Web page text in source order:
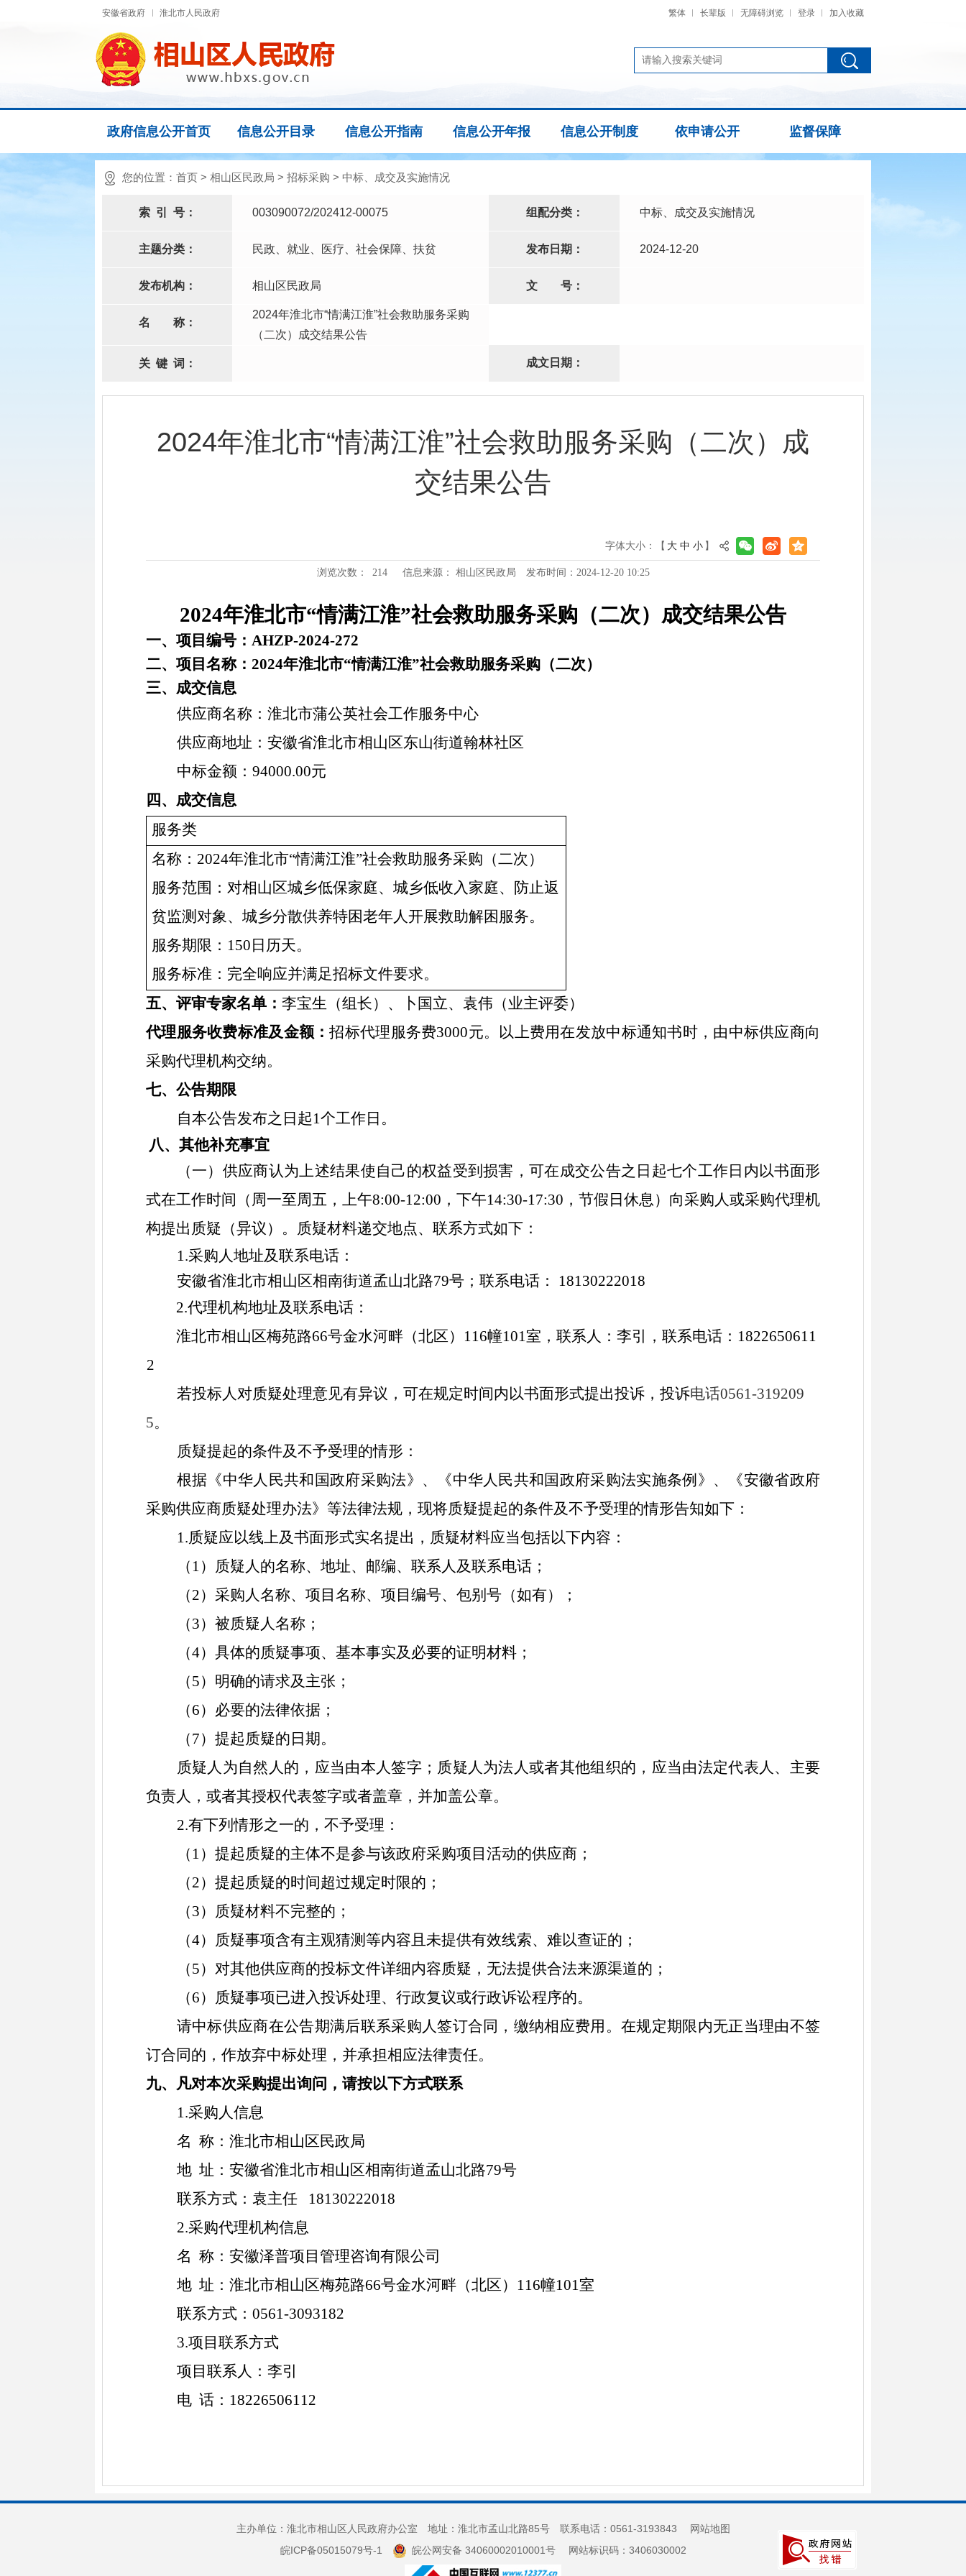
安徽省政府 淮北市人民政府 繁体 长辈版 无障碍浏览 登录 加入收藏
政府信息公开首页 信息公开目录 信息公开指南 信息公开年报 信息公开制度 依申请公开 监督保障
您的位置： 首页 > 相山区民政局 > 招标采购 > 中标、成交及实施情况
索 引 号： 003090072/202412-00075 组配分类： 中标、成交及实施情况
主题分类： 民政、就业、医疗、社会保障、扶贫 发布日期： 2024-12-20
发布机构： 相山区民政局 文 号：
名 称：
2024年淮北市“情满江淮”社会救助服务采购
（二次）成交结果公告
关 键 词： 成文日期：
2024年淮北市“情满江淮”社会救助服务采购（二次）成
交结果公告
字体大小：【 大 中 小 】
浏览次数： 214 信息来源： 相山区民政局 发布时间：2024-12-20 10:25
2024年淮北市“情满江淮”社会救助服务采购（二次） 成交结果公告
一、项目编号： AHZP-2024-272
二、项目名称： 2024年淮北市“情满江淮”社会救助服务采购（二次）
三、成交信息
供应商名称：淮北市蒲公英社会工作服务中心
供应商地址： 安徽省淮北市相山区东山街道翰林社区
中标金额： 94000.00元
四、成交信息
服务类
名称： 2024年淮北市“情满江淮”社会救助服务采购（二次）
服务范围：对相山区城乡低保家庭、城乡低收入家庭、防止返
贫监测对象、城乡分散供养特困老年人开展救助解困服务。
服务期限 ： 150日历天。
服务标准：完全响应并满足招标文件要求。
五、 评审专家名单： 李宝生 （组长） 、
卜国立、袁伟（业主评委）
代理服务收费标准及金额：招标代理服务费3000元。以上费用在发放中标通知书时，由中标供应商向
采购代理机构交纳。
七、公告期限
自本公告发布之日起1个工作日。
八、其他补充事宜
（一）供应商认为上述结果使自己的权益受到损害，可在成交公告之日起七个工作日内以书面形
式在工作时间（周一至周五，上午8:00-12:00，下午14:30-17:30，节假日休息）向采购人或采购代理机
构提出质疑（异议）。质疑材料递交地点、联系方式如下：
1.采购人地址及联系电话：
安徽省淮北市相山区相南街道孟山北路79号；联系电话：
18130222018
2.代理机构地址及联系电话：
淮北市相山区梅苑路66号金水河畔（北区）116幢101室，联系人： 李引 ，联系电话： 1822650611
2
若投标人对质疑处理意见有异议，可在规定时间内以书面形式提出投诉，投诉电话0561-319209
5。
质疑提起的条件及不予受理的情形 ：
根据《中华人民共和国政府采购法》、《中华人民共和国政府采购法实施条例》、《安徽省政府
采购供应商质疑处理办法》等法律法规，现将质疑提起的条件及不予受理的情形告知如下：
1.质疑应以线上及书面形式实名提出，质疑材料应当包括以下内容：
（ 1）质疑人的名称、地址、邮编、联系人及联系电话；
（2）采购人名称、项目名称、项目编号、包别号（如有）；
（3）被质疑人名称；
（4）具体的质疑事项、基本事实及必要的证明材料；
（5）明确的请求及主张；
（6）必要的法律依据；
（7）提起质疑的日期。
质疑人为自然人的，应当由本人签字；质疑人为法人或者其他组织的，应当由法定代表人、主要
负责人，或者其授权代表签字或者盖章，并加盖公章。
2.有下列情形之一的，不予受理：
（ 1）提起质疑的主体不是参与该政府采购项目活动的供应商；
（2）提起质疑的时间超过规定时限的；
（3）质疑材料不完整的；
（4）质疑事项含有主观猜测等内容且未提供有效线索、难以查证的；
（5）对其他供应商的投标文件详细内容质疑，无法提供合法来源渠道的；
（6）质疑事项已进入投诉处理、行政复议或行政诉讼程序的。
请中标供应商在公告期满后联系采购人签订合同，缴纳相应费用。在规定期限内无正当理由不签
订合同的，作放弃中标处理，并承担相应法律责任。
九、凡对本次采购提出询问，请按以下方式联系
1.采购人信息
名 称：淮北市相山区民政局
地 址：安徽省淮北市相山区相南街道孟山北路79号
联系方式：袁主任18130222018
2.采购代理机构信息
名 称：安徽泽普项目管理咨询有限公司
地 址：淮北市相山区梅苑路66号金水河畔（北区）116幢101室
联系方式： 0561-3093182
3.项目联系方式
项目联系人： 李引
电 话： 18226506112
主办单位：淮北市相山区人民政府办公室 地址：淮北市孟山北路85号 联系电话：0561-3193843
网站地图
皖ICP备05015079号-1
皖公网安备 34060002010001号网站标识码：3406030002